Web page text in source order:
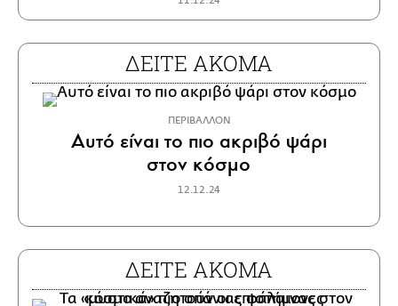
ΔΕΙΤΕ ΑΚΟΜΑ
ΠΕΡΙΒΑΛΛΟΝ
Αυτό είναι το πιο ακριβό ψάρι
στον κόσμο
12.12.24
ΔΕΙΤΕ ΑΚΟΜΑ